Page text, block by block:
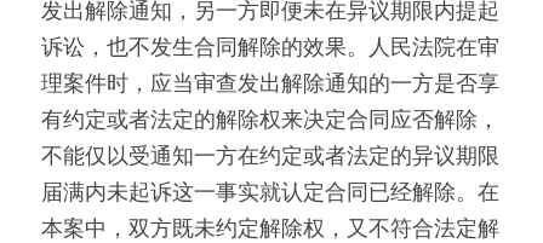
发出解除通知，另一方即便未在异议期限内提起
诉讼，也不发生合同解除的效果。人民法院在审
理案件时，应当审查发出解除通知的一方是否享
有约定或者法定的解除权来决定合同应否解除，
不能仅以受通知一方在约定或者法定的异议期限
届满内未起诉这一事实就认定合同已经解除。在
本案中，双方既未约定解除权，又不符合法定解